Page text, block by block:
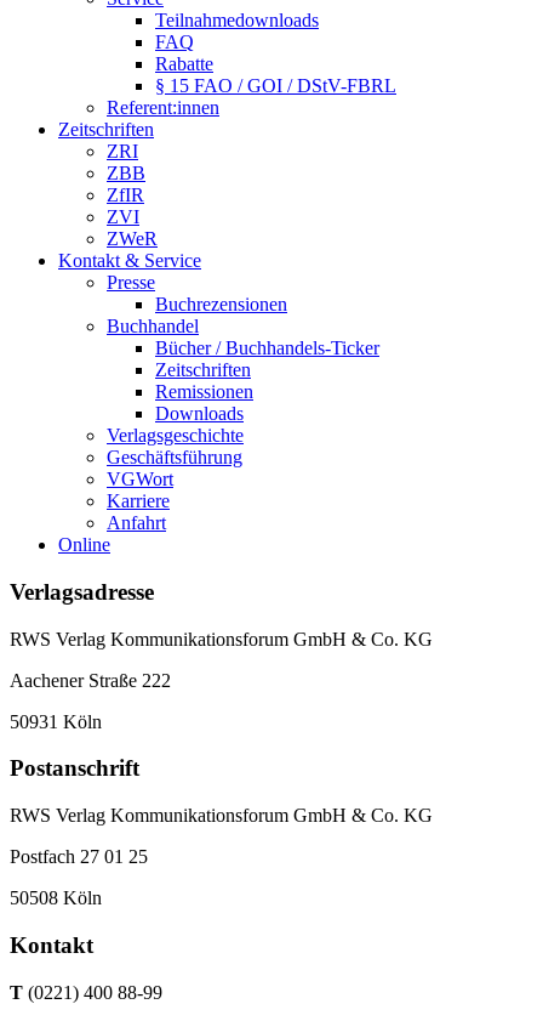
Teilnahmedownloads
FAQ
Rabatte
§ 15 FAO / GOI / DStV-FBRL
Referent:innen
Zeitschriften
ZRI
ZBB
ZfIR
ZVI
ZWeR
Kontakt & Service
Presse
Buchrezensionen
Buchhandel
Bücher / Buchhandels-Ticker
Zeitschriften
Remissionen
Downloads
Verlagsgeschichte
Geschäftsführung
VGWort
Karriere
Anfahrt
Online
Verlagsadresse
RWS Verlag Kommunikationsforum GmbH & Co. KG
Aachener Straße 222
50931 Köln
Postanschrift
RWS Verlag Kommunikationsforum GmbH & Co. KG
Postfach 27 01 25
50508 Köln
Kontakt
T (0221) 400 88-99